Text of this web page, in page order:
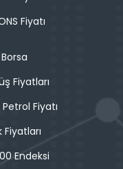
Fiyatı
Fiyatları
Fiyatı
Fiyatları
Endeksi